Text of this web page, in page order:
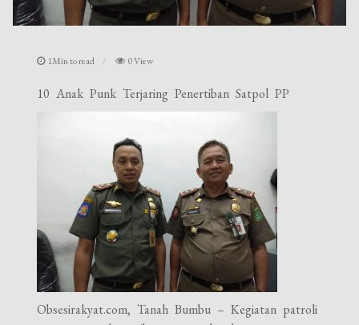
1Min to read 0 View
10 Anak Punk Terjaring Penertiban Satpol PP
Obsesirakyat.com, Tanah Bumbu – Kegiatan patroli